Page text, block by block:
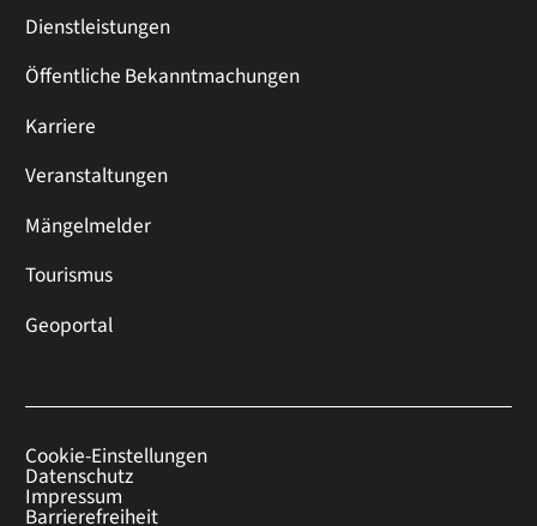
Dienstleistungen
Öffentliche Bekanntmachungen
Karriere
Veranstaltungen
Mängelmelder
Tourismus
Geoportal
Cookie-Einstellungen
Datenschutz
Impressum
Barrierefreiheit